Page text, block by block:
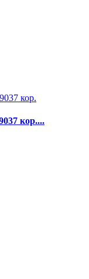
кор....